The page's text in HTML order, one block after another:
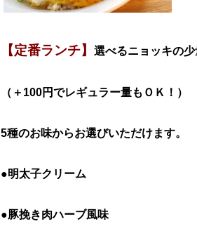
【定番ランチ】 選べるニョッキの
（＋100円でレギュラー量もＯＫ！）
5種のお味からお選びいただけます。
●明太子クリーム
●豚挽き肉ハーブ風味